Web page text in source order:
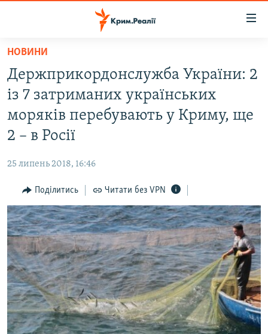
Перейти
основного
матеріалу
до
основної
Перейти
пошуку
ВОДА.КРИМ
ВІДЕО ТА ФОТО
ПОЛІТИКА
ІНТЕРВ'Ю
ВСЕ ЗА ДЕНЬ
СПЕЦПРОЕКТИ
ДЕПОРТАЦІЯ
ВІДЕОУРОКИ «ELIFBE»
СВІДЧЕННЯ ОКУПАЦІЇ
УКРАЇНСЬКА ПРОБЛЕМА КРИМУ
ЯК ОБІЙТИ БЛОКУВАННЯ
Русский
Qırımtatar
НОВИНИ
Держприкордонслужба України: 2
із 7 затриманих українських
моряків перебувають у Криму, ще
2 – в Росії
25 липень 2018, 16:46
Поділитись Читати без VPN